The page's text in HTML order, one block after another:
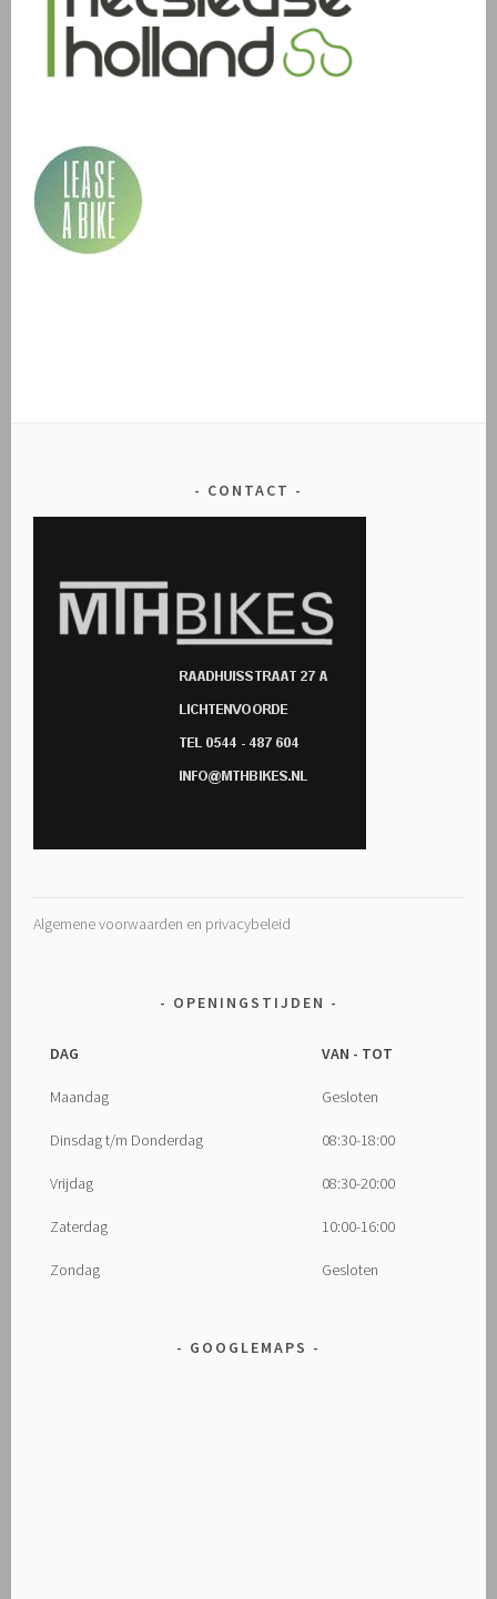
CONTACT
Algemene voorwaarden en privacybeleid
OPENINGSTIJDEN
DAG VAN - TOT
Maandag Gesloten
Dinsdag t/m Donderdag 08:30-18:00
Vrijdag 08:30-20:00
Zaterdag 10:00-16:00
Zondag Gesloten
GOOGLEMAPS